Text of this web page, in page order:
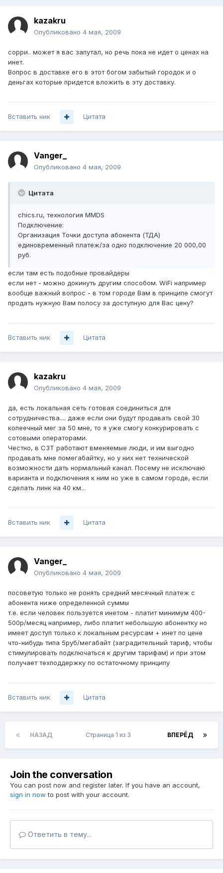
kazakru
Опубликовано 4 мая, 2009
сорри.. может я вас запутал, но речь пока не идет о ценах на
инет.
Вопрос в доставке его в этот богом забытый городок и о
деньгах которые придется вложить в эту доставку.
Вставить ник Цитата
Vanger_
Опубликовано 4 мая, 2009
Цитата
chics.ru, технология MMDS
Подключение:
Организация Точки доступа абонента (ТДА)
единовременный платеж/за одно подключение 20 000,00
руб.
если там есть подобные провайдеры
если нет - можно докинуть другим способом. WiFi например
вообще важный вопрос - в том городе Вам в принципе смогут
продать нужную Вам полосу за доступную для Вас цену?
Вставить ник Цитата
kazakru
Опубликовано 4 мая, 2009
да, есть локальная сеть готовая соединиться для
сотрудничества.... даже если они будут продавать свой 30
копеечный мег за 50 мне, то я уже смогу конкурировать с
сотовыми операторами.
Честно, в СЗТ работают вменяемые люди, и им выгодно
продавать мне помегабайтку, но у них нет технической
возможности дать нормальный канал. Посему не исключаю
варианта и подключения к ним но уже в самом городе, если
сделать линк на 40 км...
Вставить ник Цитата
Vanger_
Опубликовано 4 мая, 2009
посоветую только не ронять средний месячный платеж с
абонента ниже определенной суммы
т.е. если человек пользуется инетом - платит минимум 400-
500р/месяц например, либо платит небольшую абонентку но
имеет доступ только к локальным ресурсам + инет по цене
что-нибудь типа 5руб/мегабайт (заградительный тариф, чтобы
стимулировать подключаться к другим тарифам) и при этом
получает техподдержку по остаточному принципу
Вставить ник Цитата
НАЗАД ВПЕРЁД
Страница 1 из 3
Join the conversation
You can post now and register later. If you have an account,
sign in now to post with your account.
Ответить в тему...